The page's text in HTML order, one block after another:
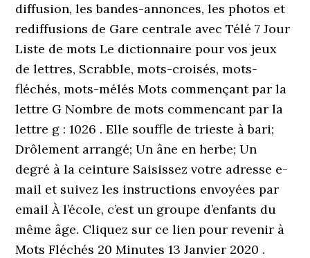
diffusion, les bandes-annonces, les photos et
rediffusions de Gare centrale avec Télé 7 Jour
Liste de mots Le dictionnaire pour vos jeux
de lettres, Scrabble, mots-croisés, mots-
fléchés, mots-mélés Mots commençant par la
lettre G Nombre de mots commencant par la
lettre g : 1026 . Elle souffle de trieste à bari;
Drôlement arrangé; Un âne en herbe; Un
degré à la ceinture Saisissez votre adresse e-
mail et suivez les instructions envoyées par
email À l’école, c’est un groupe d’enfants du
même âge. Cliquez sur ce lien pour revenir à
Mots Fléchés 20 Minutes 13 Janvier 2020 .